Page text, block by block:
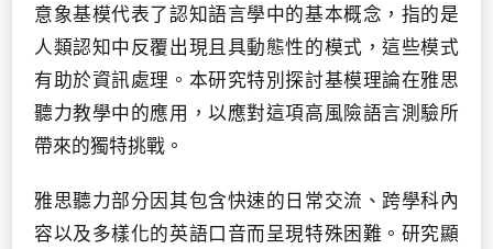
意象基模代表了認知語言學中的基本概念，指的是
人類認知中反覆出現且具動態性的模式，這些模式
有助於資訊處理。本研究特別探討基模理論在雅思
聽力教學中的應用，以應對這項高風險語言測驗所
帶來的獨特挑戰。
雅思聽力部分因其包含快速的日常交流、跨學科內
容以及多樣化的英語口音而呈現特殊困難。研究顯